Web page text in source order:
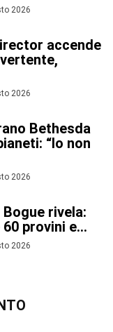
2026
accende
2026
Bethesda
“Io non
2026
Bogue rivela:
provini e...
2026